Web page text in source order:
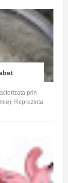
prin
Reprezinta